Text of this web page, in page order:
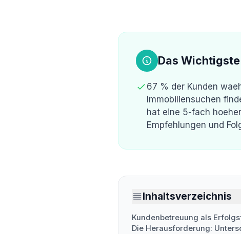
Das
67 % der Kunden
Immobiliensuchen
hat eine 5-fach
Empfehlungen und
Inhaltsverzeichnis
Kundenbetreuung als
Die Herausforderung: